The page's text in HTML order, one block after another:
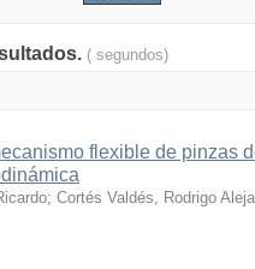
( segundos)
flexible de pinzas
; Cortés Valdés, Rodrigo